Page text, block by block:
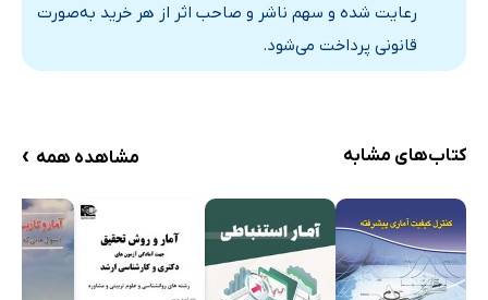
رعایت شده و سهم ناشر و صاحب اثر از هر خرید به‌صورت
قانونی پرداخت می‌شود.
کتاب‌های مشابه مشاهده همه ›